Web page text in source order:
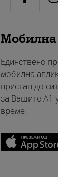
Мобилна
Единствено
мобилна
пристап до
за Вашите A1
време.